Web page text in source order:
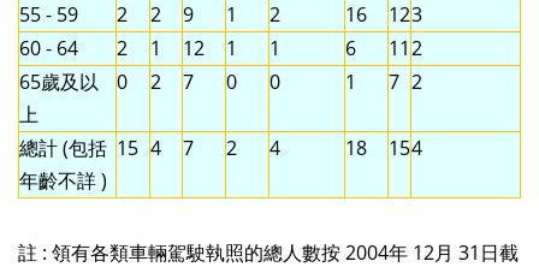
55 - 59
2 2 9 1 2 16 123
60 - 64
2 1 12 1 1 6 112
65歲及以
上
0 2 7 0 0 1 7 2
總計 (包括
年齡不詳 )
15 4 7 2 4 18 154
註 : 領有各類車輛駕駛執照的總人數按 2004年 12月 31日截